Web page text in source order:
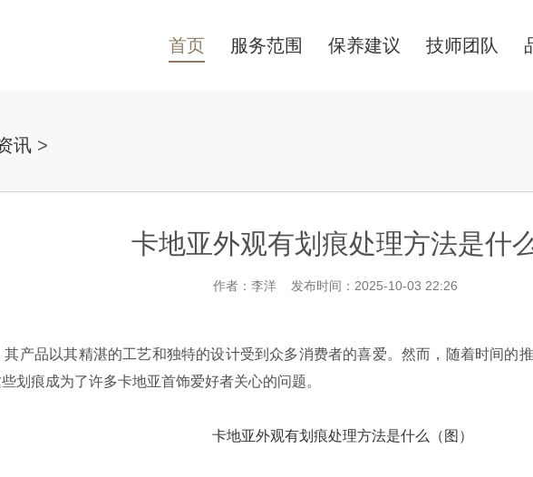
首页 服务范围 保养建议 技师团队
讯 >
卡地亚外观有划痕处理方法是什
作者：李洋 发布时间：2025-10-03 22:26
品以其精湛的工艺和独特的设计受到众多消费者的喜爱。然而，随着时间的
划痕成为了许多卡地亚首饰爱好者关心的问题。